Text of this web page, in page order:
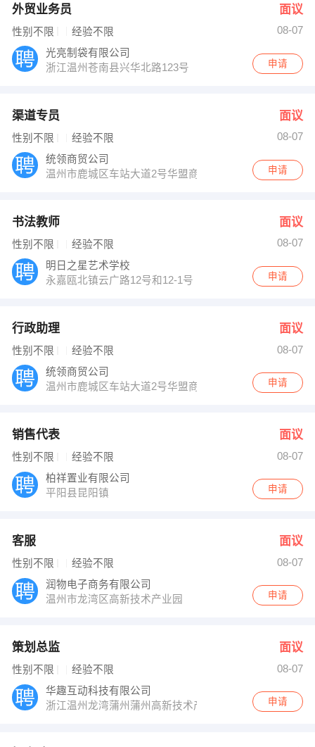
外贸业务员 面议
性别不限 经验不限
08-07
光亮制袋有限公司
浙江温州苍南县兴华北路123号
申请
渠道专员 面议
性别不限 经验不限
08-07
统领商贸公司
温州市鹿城区车站大道2号华盟商务广场20楼2003室
申请
书法教师 面议
性别不限 经验不限
08-07
明日之星艺术学校
永嘉瓯北镇云广路12号和12-1号
申请
行政助理 面议
性别不限 经验不限
08-07
统领商贸公司
温州市鹿城区车站大道2号华盟商务广场20楼2003室
申请
销售代表 面议
性别不限 经验不限
08-07
柏祥置业有限公司
平阳县昆阳镇
申请
客服 面议
性别不限 经验不限
08-07
润物电子商务有限公司
温州市龙湾区高新技术产业园
申请
策划总监 面议
性别不限 经验不限
08-07
华趣互动科技有限公司
浙江温州龙湾蒲州蒲州高新技术产业园区科技创新大楼8
申请